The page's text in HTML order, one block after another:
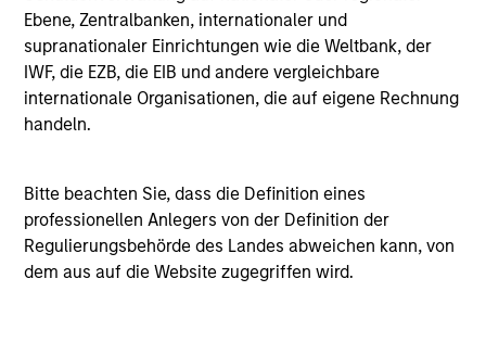
Ebene, Zentralbanken, internationaler und
supranationaler Einrichtungen wie die Weltbank, der
IWF, die EZB, die EIB und andere vergleichbare
internationale Organisationen, die auf eigene Rechnung
handeln.
Bitte beachten Sie, dass die Definition eines
professionellen Anlegers von der Definition der
Regulierungsbehörde des Landes abweichen kann, von
dem aus auf die Website zugegriffen wird.
Wertentwicklung gelegt. Die besten 10% der Produkte in
jeder Kategorie erhalten 5 Sterne, die nächsten 22,5% 4
Sterne, die nächsten 35% 3 Sterne, die nächsten 22,5% 2
Sterne und die unteren 10% 1 Stern. Das Morningstar-
Gesamtrating für ein verwaltetes Produkt ergibt sich aus
dem gewichteten Durchschnitt der Morningstar-Ratings
Rating/40% Drei-Jahres-Rating für Gesamtrenditen von 60–
119 Monaten und 50% Zehn-Jahres-Rating/30% Fünf-
Jahres-Rating/20% Drei-Jahres-Rating für Gesamtrenditen
von mindestens 120 Monaten. Zwar scheint die Formel für
das Zehn-Jahres-Gesamtrating den Zehn-Jahres-Zeitraum